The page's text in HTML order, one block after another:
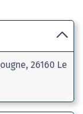
26160 Le